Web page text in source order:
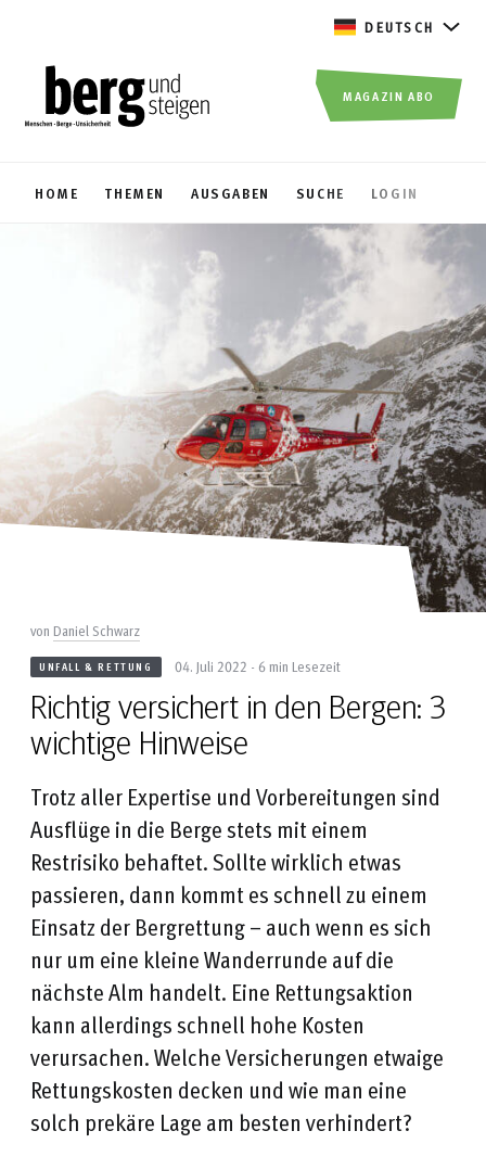
DEUTSCH
HOME THEMEN AUSGABEN SUCHE LOGIN
MAGAZIN ABO
von Daniel Schwarz
UNFALL & RETTUNG 04. Juli 2022 - 6 min Lesezeit
Richtig versichert in den Bergen: 3
wichtige Hinweise
Trotz aller Expertise und Vorbereitungen sind
Ausflüge in die Berge stets mit einem
Restrisiko behaftet. Sollte wirklich etwas
passieren, dann kommt es schnell zu einem
Einsatz der Bergrettung – auch wenn es sich
nur um eine kleine Wanderrunde auf die
nächste Alm handelt. Eine Rettungsaktion
kann allerdings schnell hohe Kosten
verursachen. Welche Versicherungen etwaige
Rettungskosten decken und wie man eine
solch prekäre Lage am besten verhindert?